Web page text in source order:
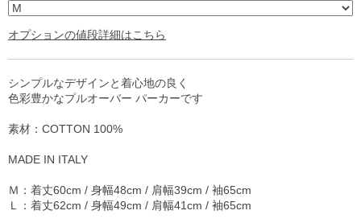
オプションの値段詳細はこちら
シンプルなデザインと着心地の良く
色彩豊かなプルオーバー パーカーです
素材：COTTON 100%
MADE IN ITALY
Ｍ：着丈60cm / 身幅48cm / 肩幅39cm / 袖65cm
Ｌ：着丈62cm / 身幅49cm / 肩幅41cm / 袖65cm